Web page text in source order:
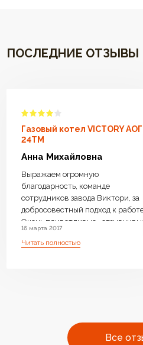
ПОСЛЕДНИЕ ОТЗЫВЫ
Все
Газовый котел VICTORY
24TM
Анна Михайловна
Выражаем огромную
благодарность, команде
сотрудников завода Виктори, за
добросовестный подход к
Очень приветливые ,
менеджеры ответили на все
интересующие вопросы, дали
чисто . Оборудование работает
бесшумно.Очень довольны что
16 марта 2017
Читать полностью